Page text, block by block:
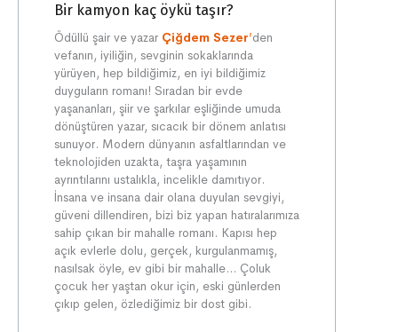
Bir kamyon kaç öykü taşır?
Ödüllü şair ve yazar Çiğdem Sezer’den
vefanın, iyiliğin, sevginin sokaklarında
yürüyen, hep bildiğimiz, en iyi bildiğimiz
duyguların romanı! Sıradan bir evde
yaşananları, şiir ve şarkılar eşliğinde umuda
dönüştüren yazar, sıcacık bir dönem anlatısı
sunuyor. Modern dünyanın asfaltlarından ve
teknolojiden uzakta, taşra yaşamının
ayrıntılarını ustalıkla, incelikle damıtıyor.
İnsana ve insana dair olana duyulan sevgiyi,
güveni dillendiren, bizi biz yapan hatıralarımıza
sahip çıkan bir mahalle romanı. Kapısı hep
açık evlerle dolu, gerçek, kurgulanmamış,
nasılsak öyle, ev gibi bir mahalle… Çoluk
çocuk her yaştan okur için, eski günlerden
çıkıp gelen, özlediğimiz bir dost gibi.